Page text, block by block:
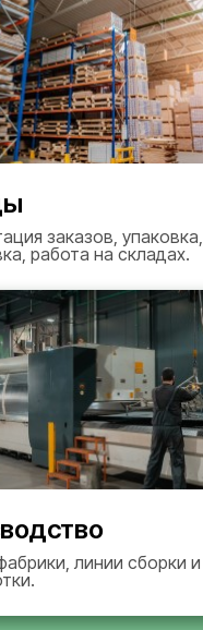
заказов, упаковка,
работа на складах.
линии сборки и